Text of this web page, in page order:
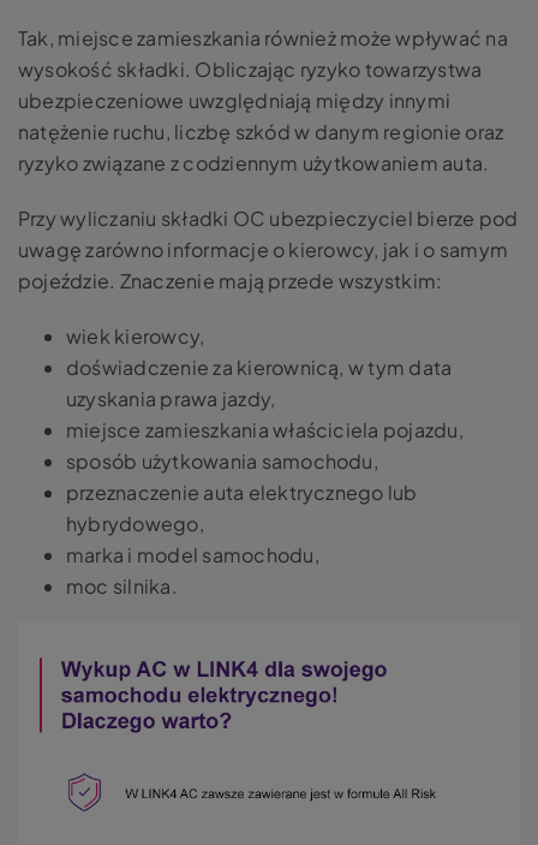
Tak, miejsce zamieszkania również może wpływać na
wysokość składki. Obliczając ryzyko towarzystwa
ubezpieczeniowe uwzględniają między innymi
natężenie ruchu, liczbę szkód w danym regionie oraz
ryzyko związane z codziennym użytkowaniem auta.
Przy wyliczaniu składki OC ubezpieczyciel bierze pod
uwagę zarówno informacje o kierowcy, jak i o samym
pojeździe. Znaczenie mają przede wszystkim:
wiek kierowcy,
doświadczenie za kierownicą, w tym data
uzyskania prawa jazdy,
miejsce zamieszkania właściciela pojazdu,
sposób użytkowania samochodu,
przeznaczenie auta elektrycznego lub
hybrydowego,
marka i model samochodu,
moc silnika.